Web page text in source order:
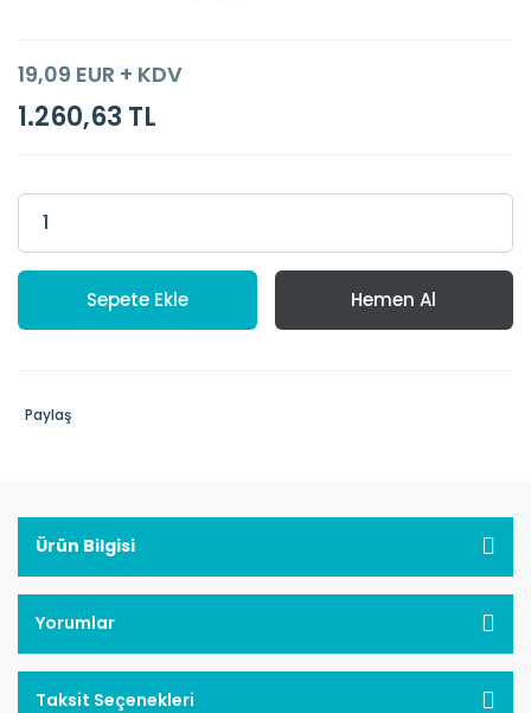
19,09 EUR + KDV
1.260,63 TL
Sepete Ekle Hemen Al
Paylaş
Ürün Bilgisi
Yorumlar
Taksit Seçenekleri